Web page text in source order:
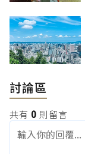
討論區
共有 0 則留言